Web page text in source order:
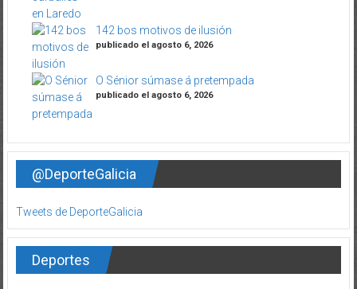
142 bos motivos de ilusión
publicado el agosto 6, 2026
O Sénior súmase á pretempada
publicado el agosto 6, 2026
@DeporteGalicia
Tweets de DeporteGalicia
Deportes